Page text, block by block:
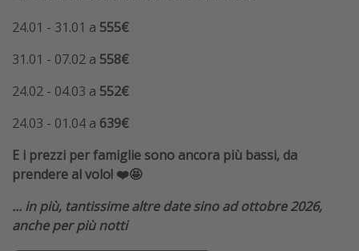
24.01 - 31.01 a 555€
31.01 - 07.02 a 558€
24.02 - 04.03 a 552€
24.03 - 01.04 a 639€
E i prezzi per famiglie sono ancora più bassi, da
prendere al volo! ❤️🤩
... in più, tantissime altre date sino ad ottobre 2026,
anche per più notti